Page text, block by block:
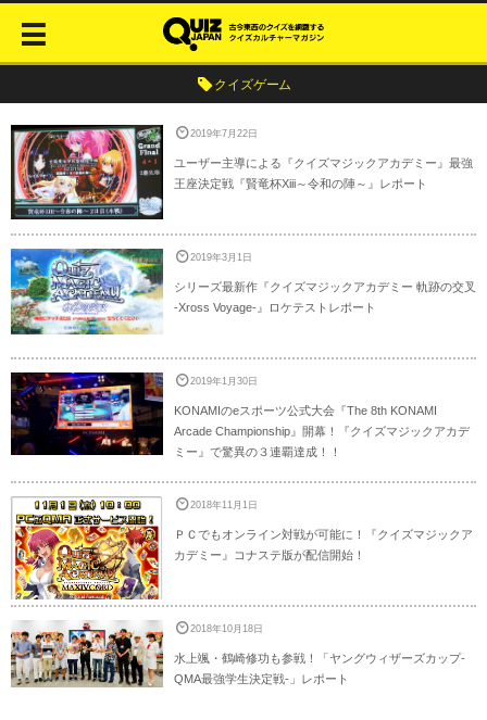
クイズゲーム
2019年7月22日
ユーザー主導による『クイズマジックアカデミー』最強
王座決定戦『賢竜杯Xiii～令和の陣～』レポート
2019年3月1日
シリーズ最新作『クイズマジックアカデミー 軌跡の交叉
-Xross Voyage-』ロケテストレポート
2019年1月30日
KONAMIのeスポーツ公式大会『The 8th KONAMI
Arcade Championship』開幕！『クイズマジックアカデ
ミー』で驚異の３連覇達成！！
2018年11月1日
ＰＣでもオンライン対戦が可能に！『クイズマジックア
カデミー』コナステ版が配信開始！
2018年10月18日
水上颯・鶴崎修功も参戦！「ヤングウィザーズカップ-
QMA最強学生決定戦-」レポート